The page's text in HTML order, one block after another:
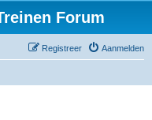
Forum
Aanmelden
Registreer